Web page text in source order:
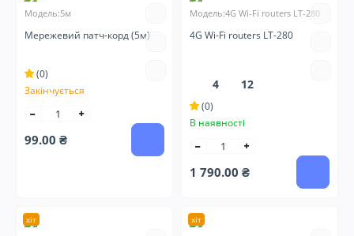
Модель:5м
Мережевий патч-корд (5м)
(0)
Закінчується
99.00 ₴
Модель:4G Wi-Fi routers LT-280
4G Wi-Fi routers LT-280
4 12
(0)
В наявності
1 790.00 ₴
хіт хіт